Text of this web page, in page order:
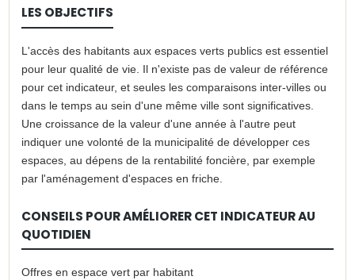
LES OBJECTIFS
L'accès des habitants aux espaces verts publics est essentiel
pour leur qualité de vie. Il n'existe pas de valeur de référence
pour cet indicateur, et seules les comparaisons inter-villes ou
dans le temps au sein d'une même ville sont significatives.
Une croissance de la valeur d'une année à l'autre peut
indiquer une volonté de la municipalité de développer ces
espaces, au dépens de la rentabilité foncière, par exemple
par l'aménagement d'espaces en friche.
CONSEILS POUR AMÉLIORER CET INDICATEUR AU
QUOTIDIEN
Offres en espace vert par habitant